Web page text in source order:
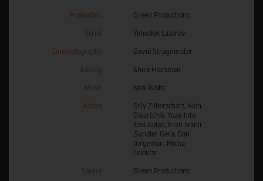
Production Green Productions
Script Yehezkel Lazarov
Cinematography David Stragmeister
Editing Shira Hochman
Music Neal Gibbs
Actors
Orly Zilberschatz, Alon
Oleartchik, Yoav hite,
Itzel Golan, Eran Ivanir
,Sandler Gera, Dan
turgeman, Micha
Celektar
Source Green Productions